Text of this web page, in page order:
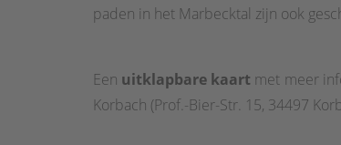
paden in het Marbecktal zijn ook
Een uitklapbare kaart met meer
Korbach (Prof.-Bier-Str. 15, 34497